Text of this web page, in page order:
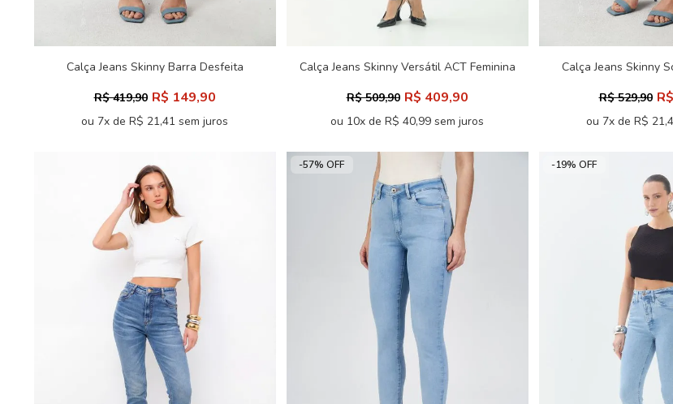
Calça Jeans Skinny Barra Desfeita
R$ 419,90 R$ 149,90
ou 7x de R$ 21,41 sem juros
Calça Jeans Skinny Versátil ACT Feminina
R$ 509,90 R$ 409,90
ou 10x de R$ 40,99 sem juros
Calça Jeans Skinny
R$ 529,90
ou 7x de R$
-57% OFF -19% OFF